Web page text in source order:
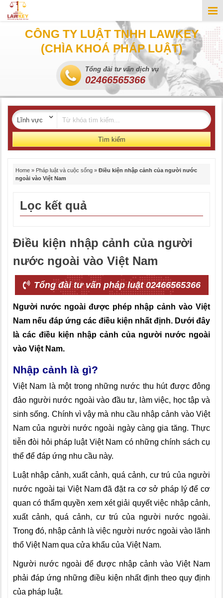
CÔNG TY LUẬT TNHH LAWKEY
(CHÌA KHOÁ PHÁP LUẬT)
Tổng đài tư vấn dịch vụ
02466565366
Tìm kiếm
Home » Pháp luật và cuộc sống » Điều kiện nhập cảnh của người nước
ngoài vào Việt Nam
Lọc kết quả
Điều kiện nhập cảnh của người
nước ngoài vào Việt Nam
Tổng đài tư vấn pháp luật 02466565366
Người nước ngoài được phép nhập cảnh vào Việt
Nam nếu đáp ứng các điều kiện nhất định. Dưới đây
là các điều kiện nhập cảnh của người nước ngoài
vào Việt Nam.
Nhập cảnh là gì?
Việt Nam là một trong những nước thu hút được đông
đảo người nước ngoài vào đầu tư, làm việc, học tập và
sinh sống. Chính vì vậy mà nhu cầu nhập cảnh vào Việt
Nam của người nước ngoài ngày càng gia tăng. Thực
tiễn đòi hỏi pháp luật Việt Nam có những chính sách cụ
thể để đáp ứng nhu cầu này.
Luật nhập cảnh, xuất cảnh, quá cảnh, cư trú của người
nước ngoài tại Việt Nam đã đặt ra cơ sở pháp lý để cơ
quan có thẩm quyền xem xét giải quyết việc nhập cảnh,
xuất cảnh, quá cảnh, cư trú của người nước ngoài.
Trong đó, nhập cảnh là việc người nước ngoài vào lãnh
thổ Việt Nam qua cửa khẩu của Việt Nam.
Người nước ngoài để được nhập cảnh vào Việt Nam
phải đáp ứng những điều kiện nhất định theo quy định
của pháp luật.